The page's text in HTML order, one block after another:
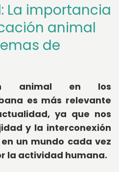
La importancia
animal
de
animal en los
es más relevante
ya que nos
y la interconexión
un mundo cada vez
la actividad humana.